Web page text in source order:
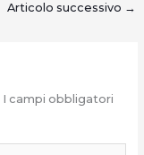
Articolo successivo →
I campi obbligatori